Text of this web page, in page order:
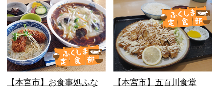
【本宮市】お食事処ふな
【本宮市】五百川食堂